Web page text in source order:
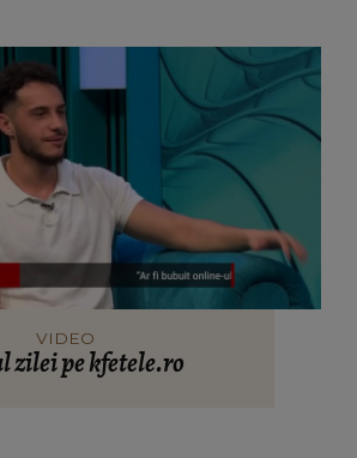
VIDEO
zilei pe kfetele.ro